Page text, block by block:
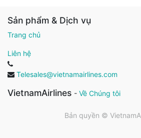
Sản phẩm & Dịch vụ
Trang chủ
Liên hệ
Telesales@vietnamairlines.com
VietnamAirlines - Về Chúng tôi
Bản quyền ©